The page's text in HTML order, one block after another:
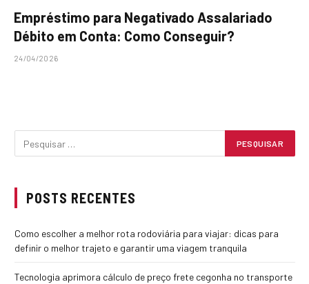
Empréstimo para Negativado Assalariado
Débito em Conta: Como Conseguir?
24/04/2026
POSTS RECENTES
Como escolher a melhor rota rodoviária para viajar: dicas para
definir o melhor trajeto e garantir uma viagem tranquila
Tecnologia aprimora cálculo de preço frete cegonha no transporte